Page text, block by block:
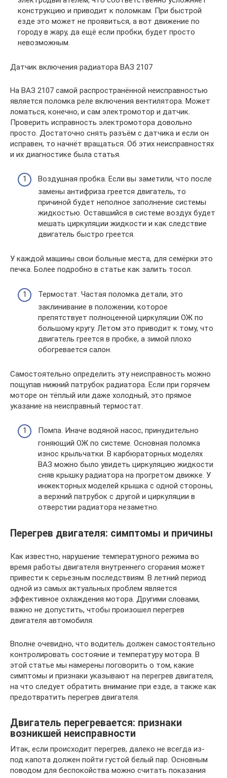
конструкцию и приводит к поломкам. При быстрой
езде это может не проявиться, а вот движение по
городу в жару, да ещё если пробки, будет просто
невозможным.
Датчик включения радиатора ВАЗ 2107
На ВАЗ 2107 самой распространённой неисправностью
является поломка реле включения вентилятора. Может
ломаться, конечно, и сам электромотор и датчик.
Проверить исправность электромотора довольно
просто. Достаточно снять разъём с датчика и если он
исправен, то начнёт вращаться. Об этих неисправностях
и их диагностике была статья.
Воздушная пробка. Если вы заметили, что после
замены антифриза греется двигатель, то
причиной будет неполное заполнение системы
жидкостью. Оставшийся в системе воздух будет
мешать циркуляции жидкости и как следствие
двигатель быстро греется.
У каждой машины свои больные места, для семёрки это
печка. Более подробно в статье как залить тосол.
Термостат. Частая поломка детали, это
заклинивание в положении, которое
препятствует полноценной циркуляции ОЖ по
большому кругу. Летом это приводит к тому, что
двигатель греется в пробке, а зимой плохо
обогревается салон.
Самостоятельно определить эту неисправность можно
пощупав нижний патрубок радиатора. Если при горячем
моторе он тёплый или даже холодный, это прямое
указание на неисправный термостат.
Помпа. Иначе водяной насос, принудительно
гоняющий ОЖ по системе. Основная поломка
износ крыльчатки. В карбюраторных моделях
ВАЗ можно было увидеть циркуляцию жидкости
сняв крышку радиатора на прогретом движке. У
инжекторных моделей крышка с одной стороны,
а верхний патрубок с другой и циркуляции в
отверстии радиатора незаметно.
Перегрев двигателя: симптомы и причины
Как известно, нарушение температурного режима во
время работы двигателя внутреннего сгорания может
привести к серьезным последствиям. В летний период
одной из самых актуальных проблем является
эффективное охлаждения мотора. Другими словами,
важно не допустить, чтобы произошел перегрев
двигателя автомобиля.
Вполне очевидно, что водитель должен самостоятельно
контролировать состояние и температуру мотора. В
этой статье мы намерены поговорить о том, какие
симптомы и признаки указывают на перегрев двигателя,
на что следует обратить внимание при езде, а также как
предотвратить перегрев двигателя.
Двигатель перегревается: признаки
возникшей неисправности
Итак, если происходит перегрев, далеко не всегда из-
под капота должен пойти густой белый пар. Основным
поводом для беспокойства можно считать показания